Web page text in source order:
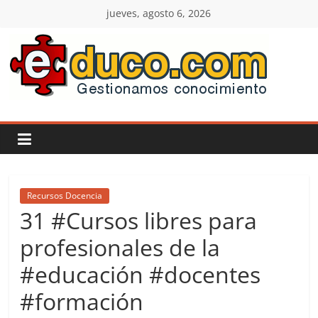
contenido
jueves, agosto 6, 2026
E-
duco:
Gestión
del
Conocimiento
Learn
more.
Do
Recursos Docencia
31 #Cursos libres para
profesionales de la
#educación #docentes
#formación